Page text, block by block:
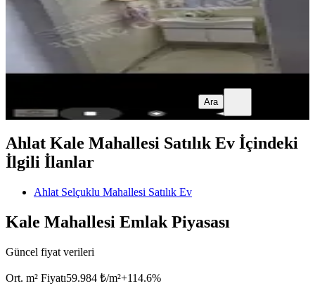
5.000.000 ₺
ERDİNÇ GAYRİMENKUL Erdinç Angay
Ara
Ara
Ahlat Kale Mahallesi Satılık Ev İçindeki
İlgili İlanlar
Ahlat Selçuklu Mahallesi Satılık Ev
Kale Mahallesi Emlak Piyasası
Güncel fiyat verileri
Ort. m² Fiyatı59.984 ₺/m²+114.6%